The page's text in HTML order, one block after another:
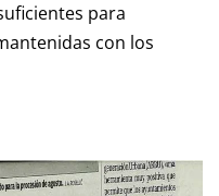
para
con los